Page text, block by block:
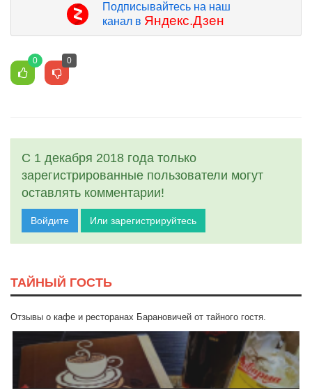
Подписывайтесь на наш
канал в Яндекс.Дзен
0 0
С 1 декабря 2018 года только
зарегистрированные пользователи могут
оставлять комментарии!
Войдите Или зарегистрируйтесь
ТАЙНЫЙ ГОСТЬ
Отзывы о кафе и ресторанах Барановичей от тайного гостя.